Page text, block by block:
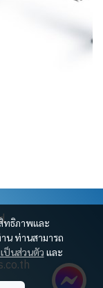
ทธิภาพและ
น ท่านสามารถ
ป็นส่วนตัว และ